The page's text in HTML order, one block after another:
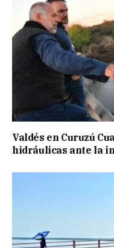
Valdés en Curuzú
hidráulicas ante la